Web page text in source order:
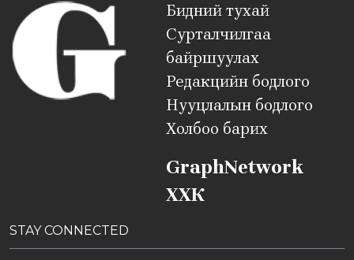
Бидний тухай
Сурталчилгаа
байршуулах
Редакцийн бодлого
Нууцлалын бодлого
Холбоо барих
GraphNetwork
ХХК
STAY CONNECTED